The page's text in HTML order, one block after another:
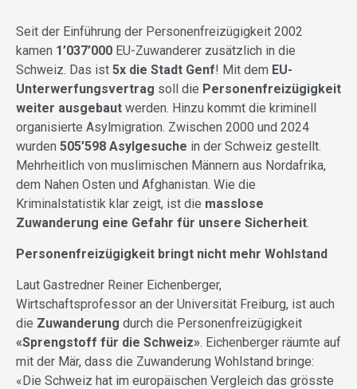
Seit der Einführung der Personenfreizügigkeit 2002
kamen 1’037’000 EU-Zuwanderer zusätzlich in die
Schweiz. Das ist 5x die Stadt Genf! Mit dem EU-
Unterwerfungsvertrag soll die Personenfreizügigkeit
weiter ausgebaut werden. Hinzu kommt die kriminell
organisierte Asylmigration. Zwischen 2000 und 2024
wurden 505’598 Asylgesuche in der Schweiz gestellt.
Mehrheitlich von muslimischen Männern aus Nordafrika,
dem Nahen Osten und Afghanistan. Wie die
Kriminalstatistik klar zeigt, ist die masslose
Zuwanderung eine Gefahr für unsere Sicherheit.
Personenfreizügigkeit bringt nicht mehr Wohlstand
Laut Gastredner Reiner Eichenberger,
Wirtschaftsprofessor an der Universität Freiburg, ist auch
die Zuwanderung durch die Personenfreizügigkeit
«Sprengstoff für die Schweiz». Eichenberger räumte auf
mit der Mär, dass die Zuwanderung Wohlstand bringe:
«Die Schweiz hat im europäischen Vergleich das grösste